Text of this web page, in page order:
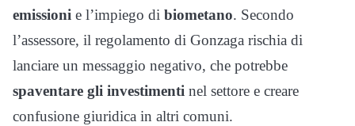
emissioni e l’impiego di biometano. Secondo
l’assessore, il regolamento di Gonzaga rischia di
lanciare un messaggio negativo, che potrebbe
spaventare gli investimenti nel settore e creare
confusione giuridica in altri comuni.